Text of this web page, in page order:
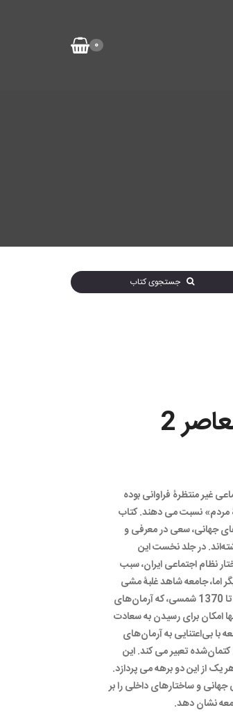
0
جستجوی کتاب
2
غیر منتظرۀ فراوانی بوده
مردم» نسبت می دهند. كتاب
جهانی، سعی در معرفی و
در جلد نخست این
نظام اجتماعی ایران، سبب
اما، جامعه شاهد غلبۀ مشی
آرمان‌گریزانه باشد. در برهۀ نخست از دورۀ مورد بحث، یعنی از دهۀ 1340 تا 1370 شمسی، که آرمان‌های
امکان برای رسیدن به سعادت
با بی‌اعتنایی به آرمان‌های
تعبیر می كند. این
یک از این دو برهه می پردازد.
جهانی و ساختارهای داخلی را بر
نشان دهد.